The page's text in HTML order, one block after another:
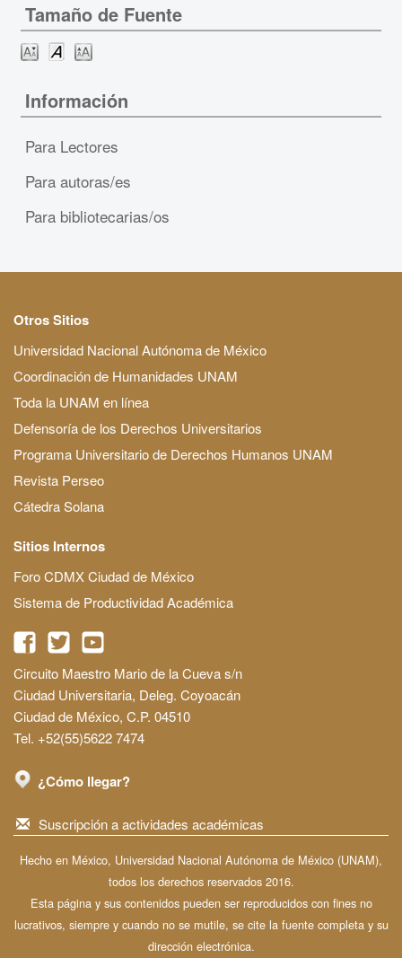
Tamaño de Fuente
Información
Para Lectores
Para autoras/es
Para bibliotecarias/os
Otros Sitios
Universidad Nacional Autónoma de México
Coordinación de Humanidades UNAM
Toda la UNAM en línea
Defensoría de los Derechos Universitarios
Programa Universitario de Derechos Humanos UNAM
Revista Perseo
Cátedra Solana
Sitios Internos
Foro CDMX Ciudad de México
Sistema de Productividad Académica
Circuito Maestro Mario de la Cueva s/n
Ciudad Universitaria, Deleg. Coyoacán
Ciudad de México, C.P. 04510
Tel. +52(55)5622 7474
¿Cómo llegar?
Suscripción a actividades académicas
Hecho en México, Universidad Nacional Autónoma de México (UNAM),
todos los derechos reservados 2016.
Esta página y sus contenidos pueden ser reproducidos con fines no
lucrativos, siempre y cuando no se mutile, se cite la fuente completa y su
dirección electrónica.